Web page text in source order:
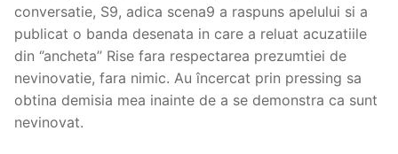
conversatie, S9, adica scena9 a raspuns apelului si a
publicat o banda desenata in care a reluat acuzatiile
din ‘’ancheta’’ Rise fara respectarea prezumtiei de
nevinovatie, fara nimic. Au încercat prin pressing sa
obtina demisia mea inainte de a se demonstra ca sunt
nevinovat.